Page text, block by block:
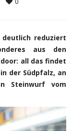
deutlich reduziert
aus den
all das findet
der Südpfalz, an
Steinwurf vom